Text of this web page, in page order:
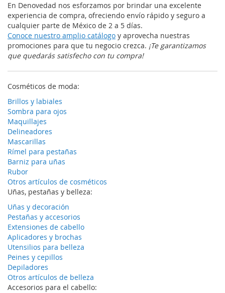
En Denovedad nos esforzamos por brindar una excelente
experiencia de compra, ofreciendo envío rápido y seguro a
cualquier parte de México de 2 a 5 días.
Conoce nuestro amplio catálogo y aprovecha nuestras
promociones para que tu negocio crezca. ¡Te garantizamos
que quedarás satisfecho con tu compra!
Cosméticos de moda:
Brillos y labiales
Sombra para ojos
Maquillajes
Delineadores
Mascarillas
Rímel para pestañas
Barniz para uñas
Rubor
Otros artículos de cosméticos
Uñas, pestañas y belleza:
Uñas y decoración
Pestañas y accesorios
Extensiones de cabello
Aplicadores y brochas
Utensilios para belleza
Peines y cepillos
Depiladores
Otros artículos de belleza
Accesorios para el cabello: